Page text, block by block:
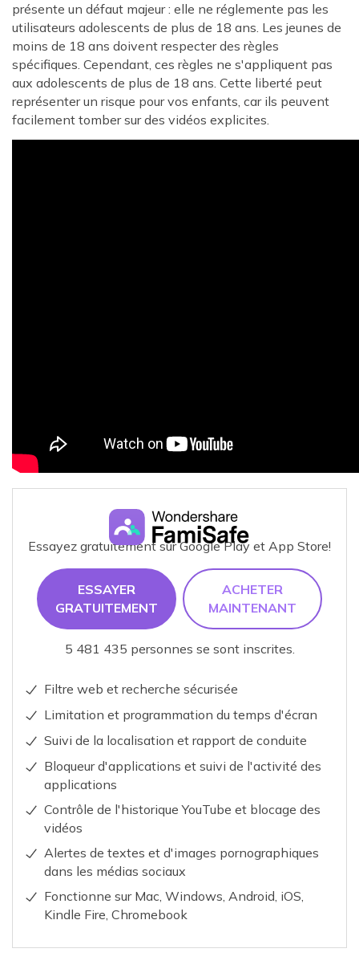
présente un défaut majeur : elle ne réglemente pas les
utilisateurs adolescents de plus de 18 ans. Les jeunes de
moins de 18 ans doivent respecter des règles
spécifiques. Cependant, ces règles ne s'appliquent pas
aux adolescents de plus de 18 ans. Cette liberté peut
représenter un risque pour vos enfants, car ils peuvent
facilement tomber sur des vidéos explicites.
Essayez gratuitement sur Google Play et App Store!
ESSAYER
GRATUITEMENT
ACHETER
MAINTENANT
5 481 435 personnes se sont inscrites.
Filtre web et recherche sécurisée
Limitation et programmation du temps d'écran
Suivi de la localisation et rapport de conduite
Bloqueur d'applications et suivi de l'activité des
applications
Contrôle de l'historique YouTube et blocage des
vidéos
Alertes de textes et d'images pornographiques
dans les médias sociaux
Fonctionne sur Mac, Windows, Android, iOS,
Kindle Fire, Chromebook